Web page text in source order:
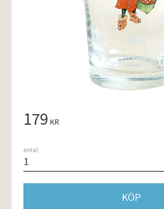
179 KR
Antal
KÖP